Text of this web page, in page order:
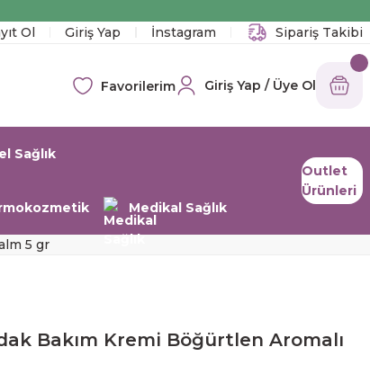
Ol Giriş Yap İnstagram Sipariş Takibi
Favorilerim Giriş Yap / Üye Ol
Sağlık
Medikal Sağlık
Outlet
Ürünleri
5 gr
Bakım Kremi Böğürtlen Aromalı